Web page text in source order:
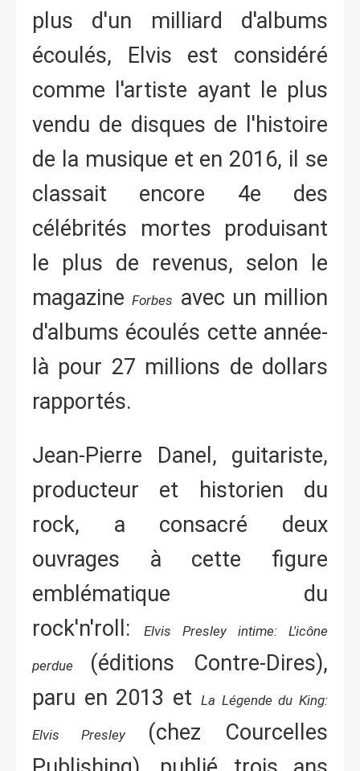
plus d'un milliard d'albums
écoulés, Elvis est considéré
comme l'artiste ayant le plus
vendu de disques de l'histoire
de la musique et en 2016, il se
classait encore 4e des
célébrités mortes produisant
le plus de revenus, selon le
magazineForbes avec un million
d'albums écoulés cette année-
là pour 27 millions de dollars
rapportés.
Jean-Pierre Danel, guitariste,
producteur et historien du
rock, a consacré deux
ouvrages à cette figure
emblématique du
rock'n'roll:
Elvis Presley intime: L'icône
perdue (éditions Contre-Dires),
paru en 2013 et La Légende du King:
Elvis Presley
(chez Courcelles